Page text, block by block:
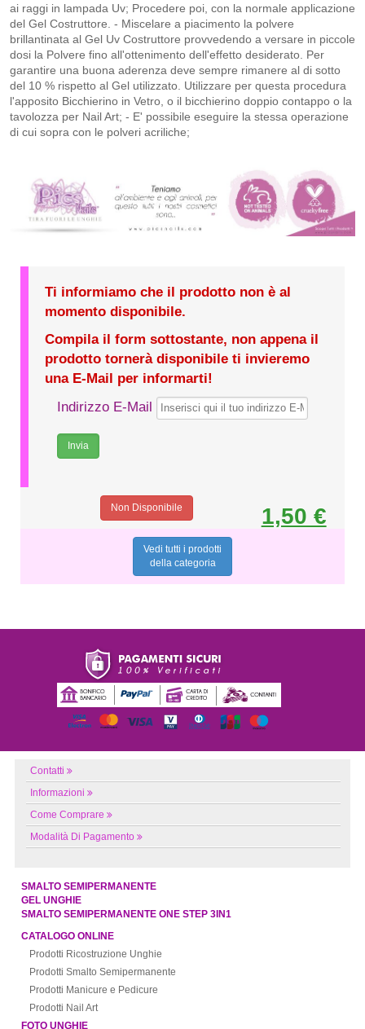
ai raggi in lampada Uv; Procedere poi, con la normale applicazione
del Gel Costruttore. - Miscelare a piacimento la polvere
brillantinata al Gel Uv Costruttore provvedendo a versare in piccole
dosi la Polvere fino all'ottenimento dell'effetto desiderato. Per
garantire una buona aderenza deve sempre rimanere al di sotto
del 10 % rispetto al Gel utilizzato. Utilizzare per questa procedura
l'apposito Bicchierino in Vetro, o il bicchierino doppio contappo o la
tavolozza per Nail Art; - E' possibile eseguire la stessa operazione
di cui sopra con le polveri acriliche;
Ti informiamo che il prodotto non è al
momento disponibile.
Compila il form sottostante, non appena il
prodotto tornerà disponibile ti invieremo
una E-Mail per informarti!
Indirizzo E-Mail
1,50 €
Non Disponibile
Vedi tutti i prodotti
della categoria
Contatti
Informazioni
Come Comprare
Modalità Di Pagamento
SMALTO SEMIPERMANENTE
GEL UNGHIE
SMALTO SEMIPERMANENTE ONE STEP 3IN1
CATALOGO ONLINE
Prodotti Ricostruzione Unghie
Prodotti Smalto Semipermanente
Prodotti Manicure e Pedicure
Prodotti Nail Art
FOTO UNGHIE